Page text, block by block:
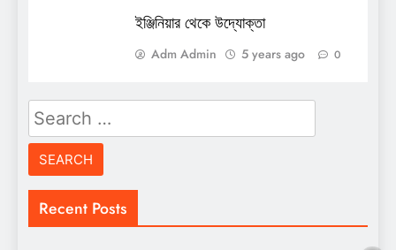
ইঞ্জিনিয়ার থেকে উদ্যোক্তা
Adm Admin 5 years ago 0
Search
for:
Recent Posts